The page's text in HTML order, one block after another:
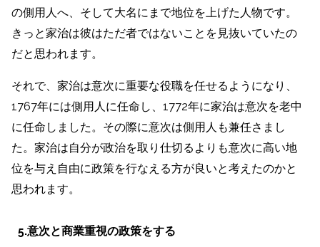
の側用人へ、そして大名にまで地位を上げた人物です。
きっと家治は彼はただ者ではないことを見抜いていたの
だと思われます。
それで、家治は意次に重要な役職を任せるようになり、
1767年には側用人に任命し、1772年に家治は意次を老中
に任命しました。その際に意次は側用人も兼任さまし
た。家治は自分が政治を取り仕切るよりも意次に高い地
位を与え自由に政策を行なえる方が良いと考えたのかと
思われます。
5.意次と商業重視の政策をする